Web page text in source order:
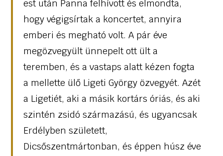
est után Panna felhívott és elmondta,
hogy végigsírtak a koncertet, annyira
emberi és megható volt. A pár éve
megözvegyült ünnepelt ott ült a
teremben, és a vastaps alatt kézen fogta
a mellette ülő Ligeti György özvegyét. Azét
a Ligetiét, aki a másik kortárs óriás, és aki
szintén zsidó származású, és ugyancsak
Erdélyben született,
Dicsőszentmártonban, és éppen húsz éve